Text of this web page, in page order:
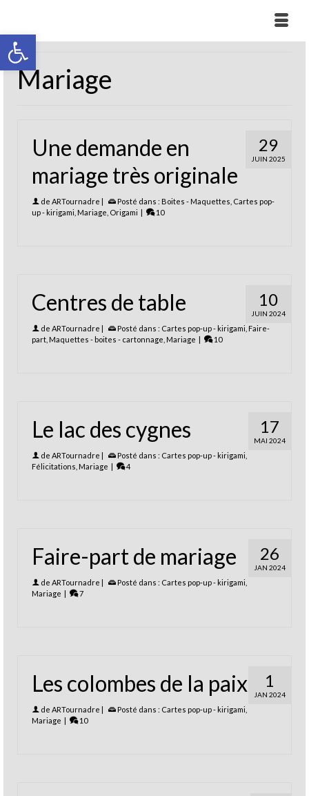
Ouvrir la barre d’outils
Mariage
29
JUIN 2025
Une demande en
mariage très originale
de ARTournadre | Posté dans : Boites - Maquettes Cartes pop-
up - kirigami Mariage Origami | 10
10
JUIN 2024
Centres de table
de ARTournadre | Posté dans : Cartes pop-up - kirigami Faire-
part Maquettes - boites - cartonnage Mariage | 10
17
MAI 2024
Le lac des cygnes
de ARTournadre | Posté dans : Cartes pop-up - kirigami
Félicitations Mariage | 4
26
JAN 2024
Faire-part de mariage
de ARTournadre | Posté dans : Cartes pop-up - kirigami
Mariage | 7
1
JAN 2024
Les colombes de la paix
de ARTournadre | Posté dans : Cartes pop-up - kirigami
Mariage | 10